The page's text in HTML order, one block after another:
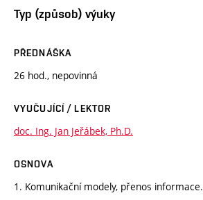
Typ (způsob) výuky
PŘEDNÁŠKA
26 hod., nepovinná
VYUČUJÍCÍ / LEKTOR
doc. Ing. Jan Jeřábek, Ph.D.
OSNOVA
1. Komunikační modely, přenos informace.